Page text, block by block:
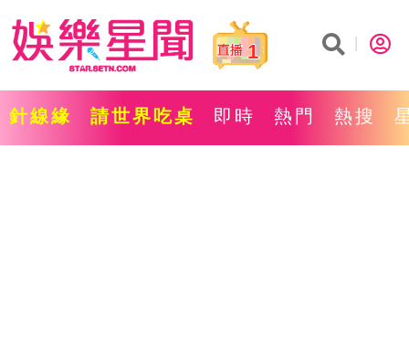
1
針線緣 請世界吃桌 即時 熱門 熱搜